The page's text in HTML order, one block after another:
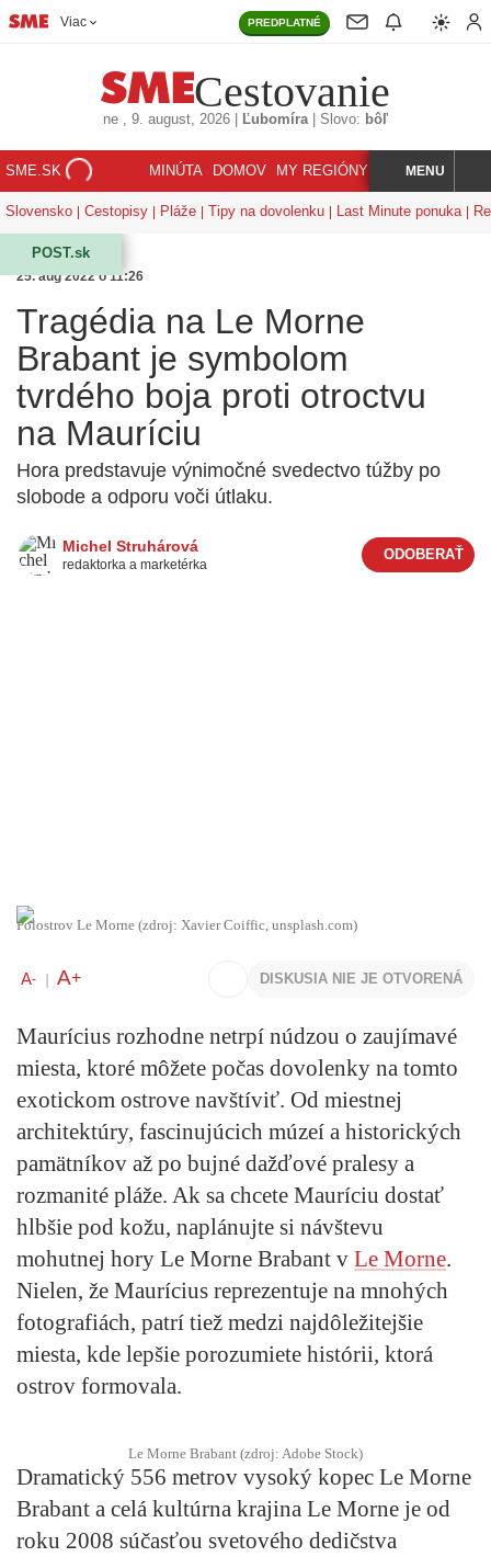
Viac PREDPLATNÉ
Cestovanie
ne , 9. august, 2026 Ľubomíra| Slovo: bôľ
SME.SK MINÚTA DOMOV MY REGIÓNY KORZÁR
HĽADAJMENU
Slovensko Cestopisy Pláže Tipy na dovolenku Last Minute ponuka
POST.sk
25. aug 2022 o 11:26
Tragédia na Le Morne
Brabant je symbolom
tvrdého boja proti otroctvu
na Mauríciu
Hora predstavuje výnimočné svedectvo túžby po
slobode a odporu voči útlaku.
Michel Struhárová
redaktorka a marketérka
Polostrov Le Morne (zdroj: Xavier Coiffic, unsplash.com)
A- A+ DISKUSIA NIE JE OTVORENÁ
Maurícius rozhodne netrpí núdzou o zaujímavé
miesta, ktoré môžete počas dovolenky na tomto
exotickom ostrove navštíviť. Od miestnej
architektúry, fascinujúcich múzeí a historických
pamätníkov až po bujné dažďové pralesy a
rozmanité pláže. Ak sa chcete Mauríciu dostať
hlbšie pod kožu, naplánujte si návštevu
mohutnej hory Le Morne Brabant v Le Morne.
Nielen, že Maurícius reprezentuje na mnohých
fotografiách, patrí tiež medzi najdôležitejšie
miesta, kde lepšie porozumiete histórii, ktorá
ostrov formovala.
Le Morne Brabant (zdroj: Adobe Stock)
Dramatický 556 metrov vysoký kopec Le Morne
Brabant a celá kultúrna krajina Le Morne je od
roku 2008 súčasťou svetového dedičstva